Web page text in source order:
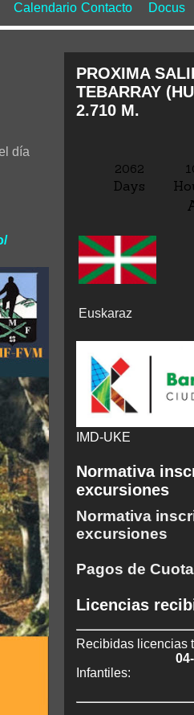
Calendario Contacto Docus
día
PROXIMA
TEBARRAY
2.710 M.
2062
Days
Euskaraz
IMD-UKE
Normativa
excursiones
Normativa
excursiones
Pagos de
Licencias
Recibidas licencias
Infantiles: